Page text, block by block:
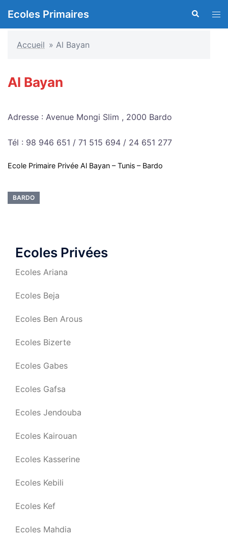
auEcoles Primaires
le
Accueil » Al Bayan
Al Bayan
Adresse : Avenue Mongi Slim , 2000 Bardo
Tél : 98 946 651 / 71 515 694 / 24 651 277
Ecole Primaire Privée Al Bayan – Tunis – Bardo
BARDO
Ecoles Privées
Ecoles Ariana
Ecoles Beja
Ecoles Ben Arous
Ecoles Bizerte
Ecoles Gabes
Ecoles Gafsa
Ecoles Jendouba
Ecoles Kairouan
Ecoles Kasserine
Ecoles Kebili
Ecoles Kef
Ecoles Mahdia